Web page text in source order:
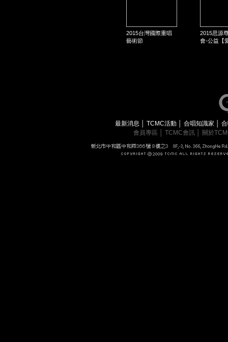
2015台灣國際重唱
藝術節
2015思源
會-公益【
最新消息 TCMC活動 合唱知識家
會員專區
TCMC會訊 關於